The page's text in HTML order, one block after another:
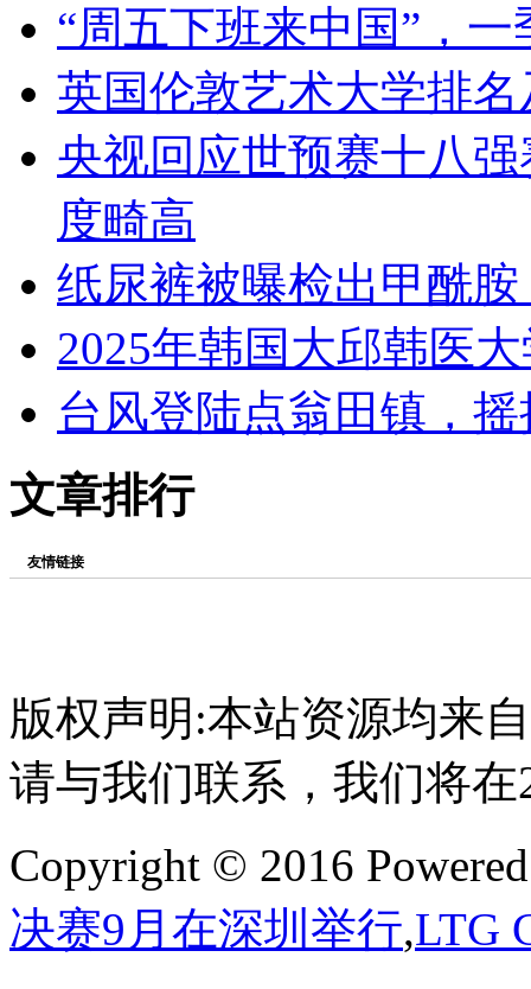
“周五下班来中国”，
英国伦敦艺术大学排
央视回应世预赛十八
度畸高
纸尿裤被曝检出甲酰
2025年韩国大邱韩医
台风登陆点翁田镇，
文章排行
友情链接
版权声明:本站资源均来
请与我们联系，我们将
Copyright © 2016
决赛9月在深圳举行,LTG